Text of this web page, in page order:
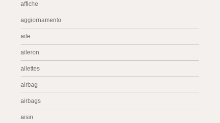
affiche
aggiornamento
aile
aileron
ailettes
airbag
airbags
aisin